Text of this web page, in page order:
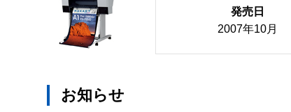
発売日
2007年10月
お知らせ